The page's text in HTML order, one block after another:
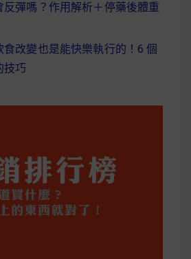
反彈嗎？作用解析＋停藥後體重
食改變也是能快樂執行的！6 個
技巧